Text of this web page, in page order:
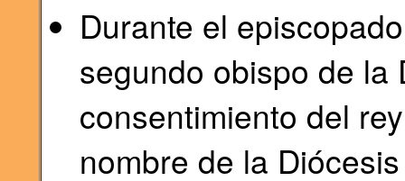
Durante el
segundo obispo de la
consentimiento del
nombre de la